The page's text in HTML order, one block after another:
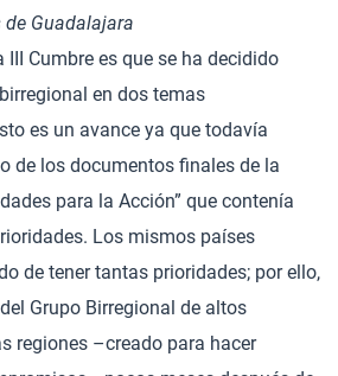
Guadalajara
III Cumbre es que se ha decidido
en dos temas
es un avance ya que todavía
de los documentos finales de la
para la Acción” que contenía
Los mismos países
de tener tantas prioridades; por ello,
Grupo Birregional de altos
regiones –creado para hacer